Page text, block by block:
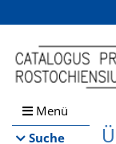
Browsen
direkt zum Inhalt
Menü
Suche